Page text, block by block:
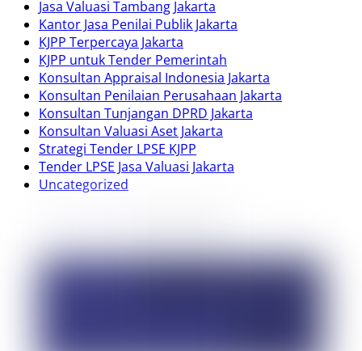
Jasa Valuasi Tambang Jakarta
Kantor Jasa Penilai Publik Jakarta
KJPP Terpercaya Jakarta
KJPP untuk Tender Pemerintah
Konsultan Appraisal Indonesia Jakarta
Konsultan Penilaian Perusahaan Jakarta
Konsultan Tunjangan DPRD Jakarta
Konsultan Valuasi Aset Jakarta
Strategi Tender LPSE KJPP
Tender LPSE Jasa Valuasi Jakarta
Uncategorized